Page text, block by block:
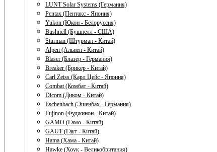
LUNT Solar Systems (Германия)
Pentax (Пентакс - Япония)
Yukon (Юкон - Белоруссия)
Bushnell (Бушнелл - США)
Sturman (Штурман - Китай)
Alpen (Альпен - Китай)
Blaser (Блазер - Германия)
Breaker (Брикер - Китай)
Carl Zeiss (Карл Цейс - Япония)
Combat (Комбат - Китай)
Dicom (Диком - Китай)
Eschenbach (Эшенбах - Германия)
Fujinon (Фуджинон - Китай)
GAMO (Гамо - Китай)
GAUT (Гаут - Китай)
Hama (Хама - Китай)
Hawke (Хоук - Великобритания)